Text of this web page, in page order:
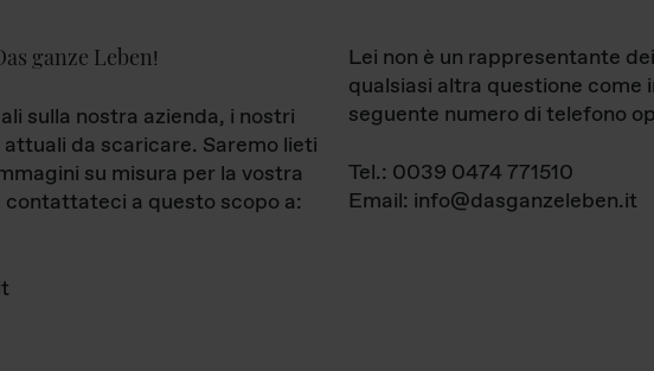
ganze Leben!
sulla nostra azienda, i nostri
da scaricare. Saremo lieti
su misura per la vostra
a questo scopo a:
Lei non è un rappresentante
qualsiasi altra questione
seguente numero di telefono
Tel.: 0039 0474 771510
Email: info@dasganzeleben.it